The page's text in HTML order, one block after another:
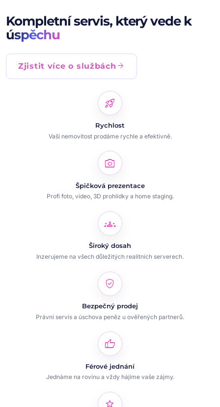
Kompletní servis, který vede k
úspěchu
Zjistit více o službách arrow_forward
rocket_launch
Rychlost
Vaši nemovitost prodáme rychle a efektivně.
photo_camera
Špičková prezentace
Profi foto, video, 3D prohlídky a home staging.
groups
Široký dosah
Inzerujeme na všech důležitých realitních serverech.
verified_user
Bezpečný prodej
Právní servis a úschova peněz u ověřených partnerů.
thumb_up
Férové jednání
Jednáme na rovinu a vždy hájíme vaše zájmy.